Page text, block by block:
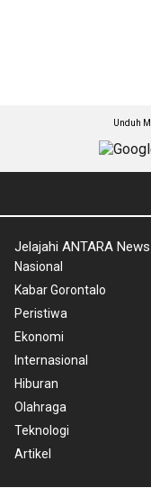
Unduh
Jelajahi ANTARA
Nasional
Kabar Gorontalo
Peristiwa
Ekonomi
Internasional
Hiburan
Olahraga
Teknologi
Artikel